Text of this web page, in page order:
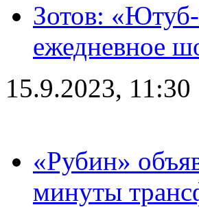
Зотов:
ежедневное
15.9.2023, 11:30
«Рубин»
минуты